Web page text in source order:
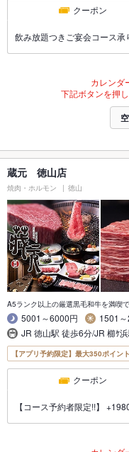
クーポン
飲み放題つきご宴会コース承
カレンダ
下記ボタンを押
蔵元 徳山店
焼肉・ホルモン 徳山
A5ランク以上の厳選黒毛和牛を満喫
5001～6000円
1501
JR 徳山駅 徒歩6分/JR 櫛ｹ
【アプリ予約限定】最大350ポイン
クーポン
【コース予約者限定!!】